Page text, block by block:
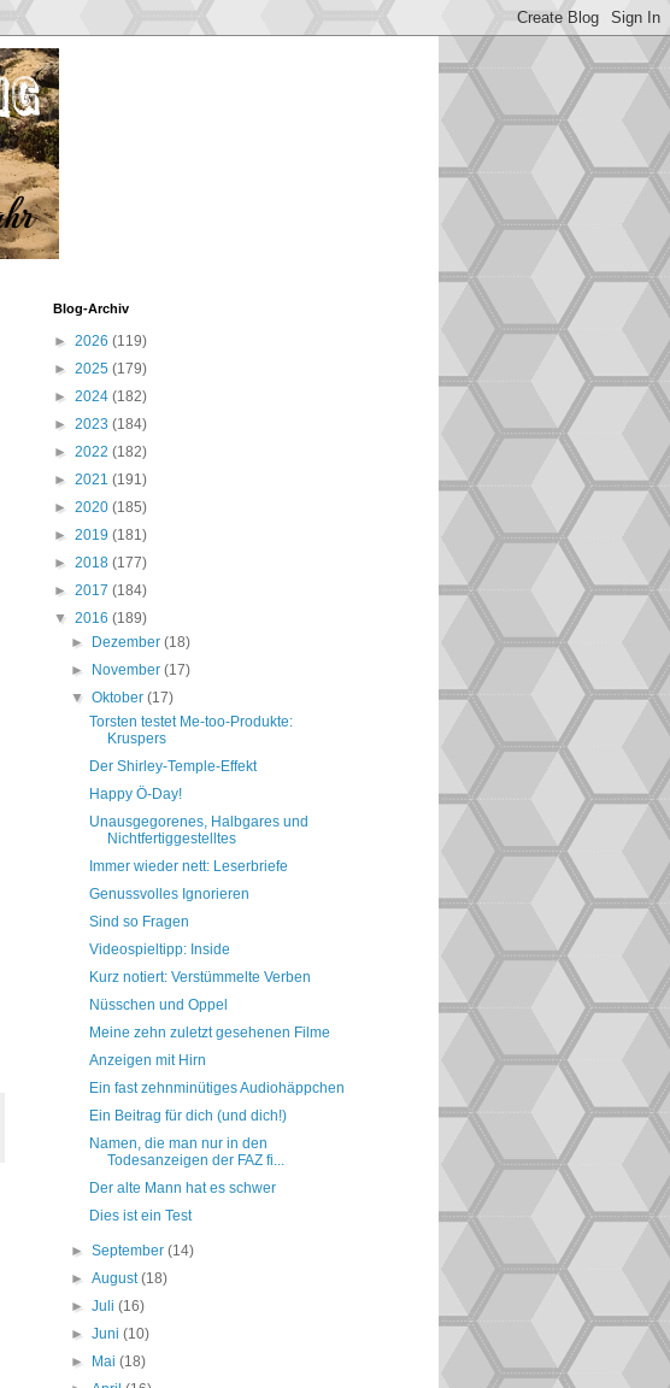
Blog-Archiv
► 2026 (119)
► 2025 (179)
► 2024 (182)
► 2023 (184)
► 2022 (182)
► 2021 (191)
► 2020 (185)
► 2019 (181)
► 2018 (177)
► 2017 (184)
▼ 2016 (189)
►
Dezember(18)
►
November(17)
▼Oktober(17)
Torsten testet Me-too-Produkte:
Kruspers
Der Shirley-Temple-Effekt
Happy Ö-Day!
Unausgegorenes, Halbgares und
Nichtfertiggestelltes
Immer wieder nett: Leserbriefe
Genussvolles Ignorieren
Sind so Fragen
Videospieltipp: Inside
Kurz notiert: Verstümmelte Verben
Nüsschen und Oppel
Meine zehn zuletzt gesehenen Filme
Anzeigen mit Hirn
Ein fast zehnminütiges Audiohäppchen
Ein Beitrag für dich (und dich!)
Namen, die man nur in den
Todesanzeigen der FAZ fi...
Der alte Mann hat es schwer
Dies ist ein Test
►September(14)
►August(18)
►Juli(16)
►Juni(10)
►
Mai(18)